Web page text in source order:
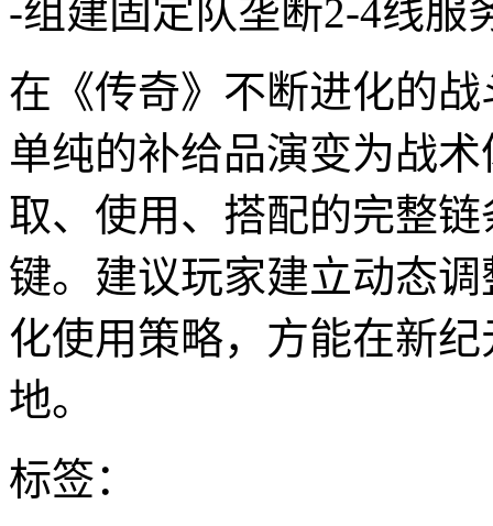
-组建固定队垄断2-4线服
在《传奇》不断进化的
单纯的补给品演变为战
取、使用、搭配的完整
键。建议玩家建立动态
化使用策略，方能在新
地。
标签：